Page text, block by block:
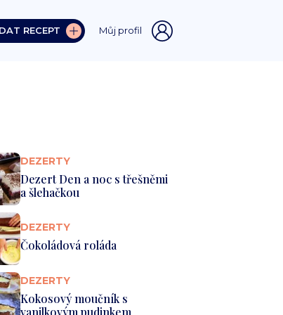
RECEPT Můj profil
DEZERTY
Dezert Den a noc s třešněmi
a šlehačkou
DEZERTY
Čokoládová roláda
DEZERTY
Kokosový moučník s
vanilkovým pudinkem